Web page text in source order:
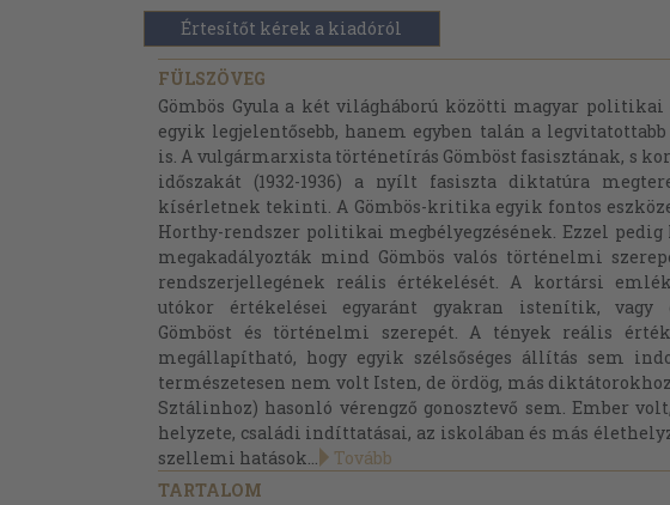
Értesítőt kérek a kiadóról
FÜLSZÖVEG
Gömbös Gyula a két világháború közötti magyar
egyik legjelentősebb, hanem egyben talán a
is. A vulgármarxista történetírás Gömböst fasisztának, s
időszakát (1932-1936) a nyílt fasiszta diktatúra
kísérletnek tekinti. A Gömbös-kritika egyik fontos
Horthy-rendszer politikai megbélyegzésének. Ezzel pedig
megakadályozták mind Gömbös valós történelmi
rendszerjellegének reális értékelését. A kortársi
utókor értékelései egyaránt gyakran istenítik, vagy
Gömböst és történelmi szerepét. A tények reális
megállapítható, hogy egyik szélsőséges állítás sem
természetesen nem volt Isten, de ördög, más
Sztálinhoz) hasonló vérengző gonosztevő sem. Ember
helyzete, családi indíttatásai, az iskolában és más
szellemi hatások...
Tovább
TARTALOM